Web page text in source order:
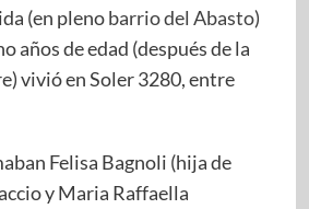
(en plenobarrio del Abasto)
años de edad (después de la
vivió en Soler 3280, entre
Felisa Bagnoli (hija de
y Maria Raffaella